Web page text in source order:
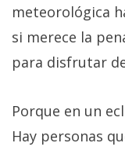
meteorológica
si merece la
para disfrutar
Porque en un
Hay personas